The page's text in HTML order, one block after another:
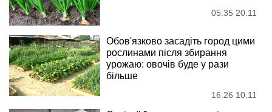
05:35 20.11
Обов'язково засадіть город цими
рослинами після збирання
урожаю: овочів буде у рази
більше
16:26 10.11